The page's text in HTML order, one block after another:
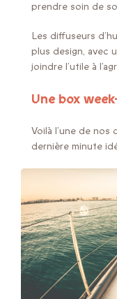
prendre soin de
Les diffuseurs
plus design, avec
joindre l’utile à
Une box
Voilà l’une de
dernière minute